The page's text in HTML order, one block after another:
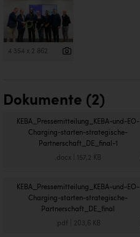
4 354 x 2 862
Dokumente (2)
KEBA_Pressemitteilung_KEBA-und-EO-
Charging-starten-strategische-
Partnerschaft_DE_final-1
.docx 157,2 KB
KEBA_Pressemitteilung_KEBA-und-EO-
Charging-starten-strategische-
Partnerschaft_DE_final
.pdf 203,6 KB